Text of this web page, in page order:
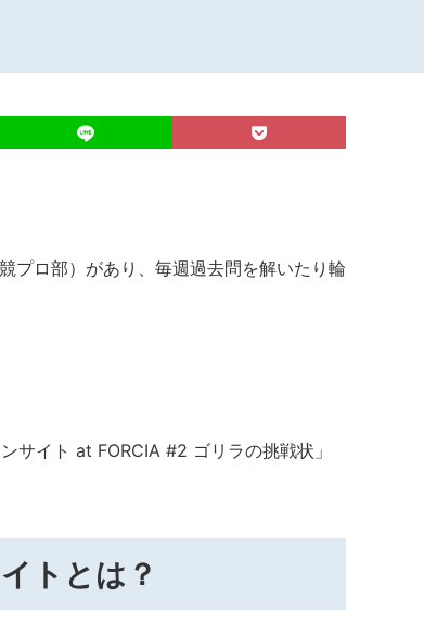
プロ部）があり、毎週過去問を解いたり輪
サイト at FORCIA #2 ゴリラの挑戦状」
トとは？